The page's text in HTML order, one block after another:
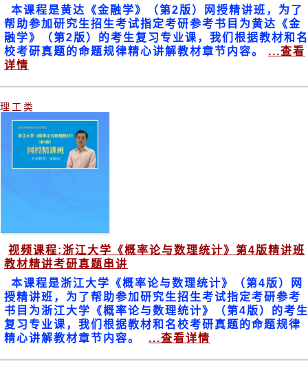
本课程是黄达《金融学》（第2版）网授精讲班，为了
帮助参加研究生招生考试指定考研参考书目为黄达《金
融学》（第2版）的考生复习专业课，我们根据教材和名
校考研真题的命题规律精心讲解教材章节内容。
...查看
详情
理工类
视频课程:浙江大学《概率论与数理统计》第4版精讲班
教材精讲考研真题串讲
本课程是浙江大学《概率论与数理统计》（第4版）网
授精讲班，为了帮助参加研究生招生考试指定考研参考
书目为浙江大学《概率论与数理统计》（第4版）的考生
复习专业课，我们根据教材和名校考研真题的命题规律
精心讲解教材章节内容。
...查看详情